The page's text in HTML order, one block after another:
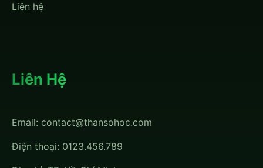
Liên hệ
Liên Hệ
Email: contact@thansohoc.com
Điện thoại: 0123.456.789